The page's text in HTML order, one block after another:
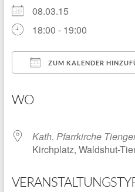
08.03.15
18:00 - 19:00
ZUM KALENDER
WO
Kath. Pfarrkirche
Kirchplatz, Waldshut-